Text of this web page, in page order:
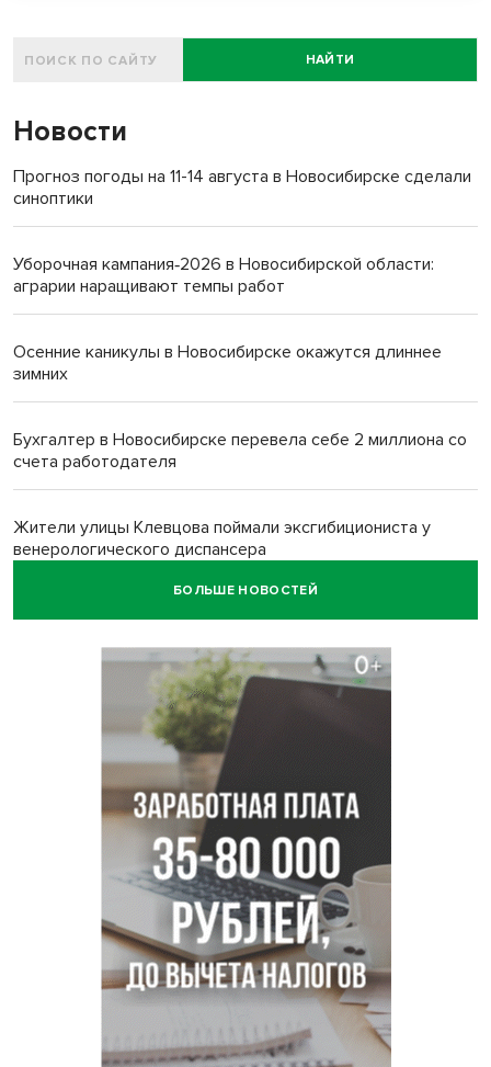
НАЙТИ
Новости
Прогноз погоды на 11-14 августа в Новосибирске сделали
синоптики
Уборочная кампания‑2026 в Новосибирской области:
аграрии наращивают темпы работ
Осенние каникулы в Новосибирске окажутся длиннее
зимних
Бухгалтер в Новосибирске перевела себе 2 миллиона со
счета работодателя
Жители улицы Клевцова поймали эксгибициониста у
венерологического диспансера
БОЛЬШЕ НОВОСТЕЙ